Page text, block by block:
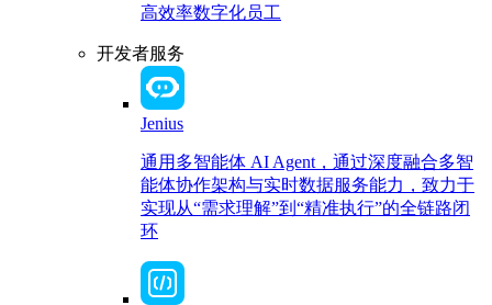
高效率数字化员工
开发者服务
Jenius
通用多智能体 AI Agent，通过深度融合多智
能体协作架构与实时数据服务能力，致力于
实现从“需求理解”到“精准执行”的全链路闭
环